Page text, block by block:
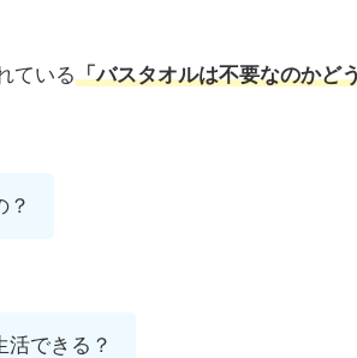
ている「バスタオルは不要なのかど
？
活できる？